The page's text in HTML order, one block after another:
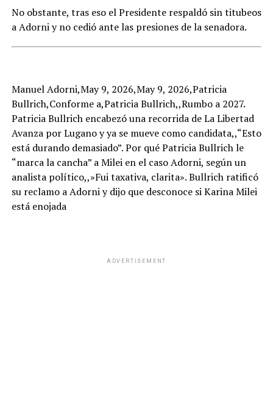
No obstante, tras eso el Presidente respaldó sin titubeos
a Adorni y no cedió ante las presiones de la senadora.
Manuel Adorni,May 9, 2026,May 9, 2026,Patricia
Bullrich,Conforme a,Patricia Bullrich,,Rumbo a 2027.
Patricia Bullrich encabezó una recorrida de La Libertad
Avanza por Lugano y ya se mueve como candidata,,“Esto
está durando demasiado”. Por qué Patricia Bullrich le
“marca la cancha” a Milei en el caso Adorni, según un
analista político,,»Fui taxativa, clarita». Bullrich ratificó
su reclamo a Adorni y dijo que desconoce si Karina Milei
está enojada
ADVERTISEMENT